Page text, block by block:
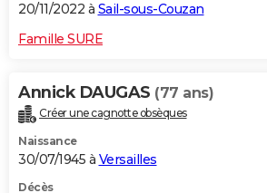
20/11/2022 à Sail-sous-Couzan
Famille SURE
Annick DAUGAS (77 ans)
Créer une cagnotte obsèques
Naissance
30/07/1945 à Versailles
Décès